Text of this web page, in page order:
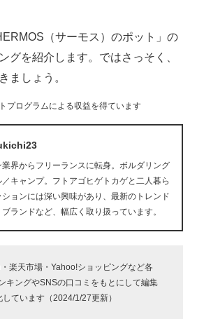
サイト
イト
事例
サイト
サイト
（サーモス）のポット」の
グを紹介します。ではさっそく、
ましょう。
プログラムによる収益を得ています
業界からフリーランスに転身。ボルダリング
／キャンプ。フトアゴヒゲトカゲと二人暮ら
ションには深い興味があり、最新のトレンド
ランドなど、幅広く取り扱っています。
楽天市場・Yahoo!ショッピングなど各
キングやSNSの口コミをもとにして編集
ています（2024/1/27更新）